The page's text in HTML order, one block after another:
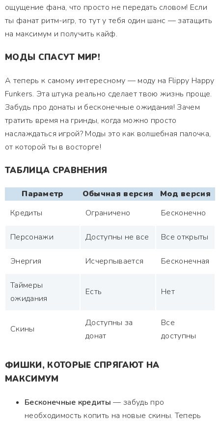
ощущение фана, что просто не передать словом! Если
ты фанат ритм-игр, то тут у тебя один шанс — затащить
на максимум и получить кайф.
МОДЫ СПАСУТ МИР!
А теперь к самому интересному — моду на Flippy Happy
Funkers. Эта штука реально сделает твою жизнь проще.
Забудь про донаты и бесконечные ожидания! Зачем
тратить время на гринды, когда можно просто
наслаждаться игрой? Моды это как волшебная палочка,
от которой ты в восторге!
ТАБЛИЦА СРАВНЕНИЯ
Параметр Обычная версия
Мод версия
Кредиты
Ограничено Бесконечно
Персонажи Доступны не все Все открыты
Энергия Исчерпывается Бесконечная
Таймеры
ожидания
Есть Нет
Скины
Доступны за
донат
Все
доступны
ФИШКИ, КОТОРЫЕ СПРЯГАЮТ НА
МАКСИМУМ
Бесконечные кредиты — забудь про
необходимость копить на новые скины. Теперь